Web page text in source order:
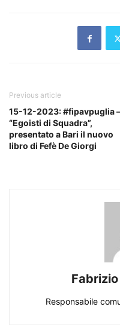
Previous article
15-12-2023: #fipavpuglia –
“Egoisti di Squadra”,
presentato a Bari il nuovo
libro di Fefè De Giorgi
Responsabile